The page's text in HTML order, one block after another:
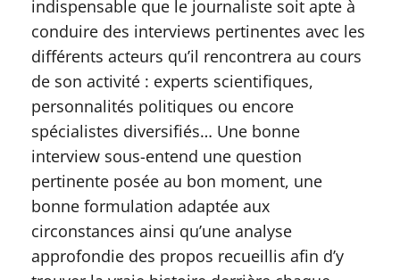
indispensable que le journaliste soit apte à
conduire des interviews pertinentes avec les
différents acteurs qu’il rencontrera au cours
de son activité : experts scientifiques,
personnalités politiques ou encore
spécialistes diversifiés… Une bonne
interview sous-entend une question
pertinente posée au bon moment, une
bonne formulation adaptée aux
circonstances ainsi qu’une analyse
approfondie des propos recueillis afin d’y